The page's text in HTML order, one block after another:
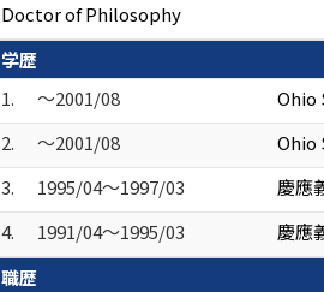
Doctor of Philosophy
学歴
1.
～2001/08
Ohio
2.
～2001/08
Ohio
3.
1995/04～1997/03
慶應
4.
1991/04～1995/03
慶應
職歴